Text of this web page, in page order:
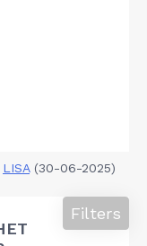
LISA(30-06-2025)
Filters